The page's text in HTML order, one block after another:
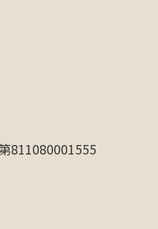
811080001555